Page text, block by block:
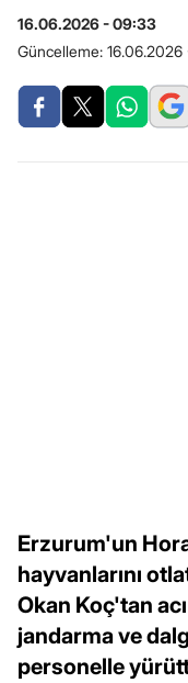
16.06.2026 - 09:33
Güncelleme:
Erzurum'un
hayvanlarını
Okan Koç'tan
jandarma ve
personelle